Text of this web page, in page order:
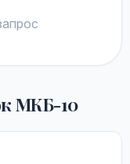
МКБ-10